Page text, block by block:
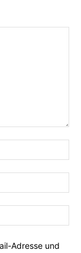
Adresse und